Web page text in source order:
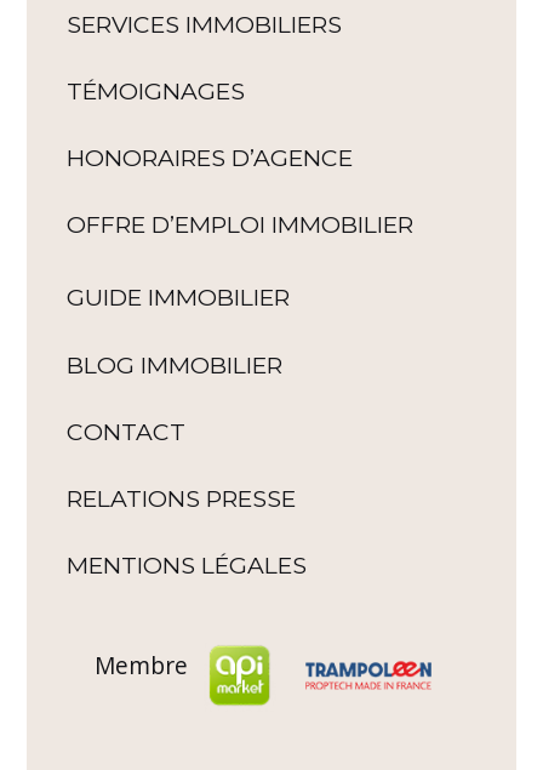
SERVICES IMMOBILIERS
TÉMOIGNAGES
HONORAIRES D’AGENCE
OFFRE D’EMPLOI IMMOBILIER
GUIDE IMMOBILIER
BLOG IMMOBILIER
CONTACT
RELATIONS PRESSE
MENTIONS LÉGALES
Membre